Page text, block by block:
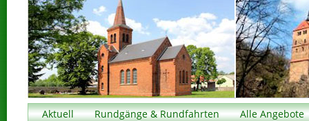
Aktuell Rundgänge & Rundfahrten
Alle Angebote